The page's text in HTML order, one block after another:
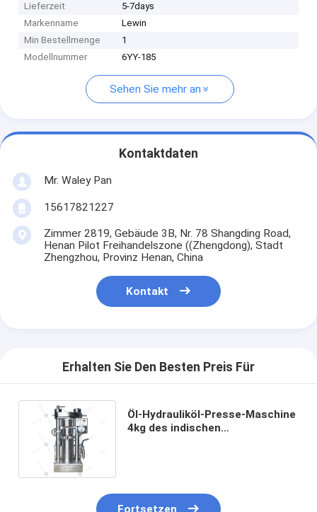
Lieferzeit
5-7days
Markenname
Lewin
Min Bestellmenge
1
Modellnummer
6YY-185
Sehen Sie mehr an
Kontaktdaten
Mr. Waley Pan
15617821227
Zimmer 2819, Gebäude 3B, Nr. 78 Shangding Road,
Henan Pilot Freihandelszone ((Zhengdong), Stadt
Zhengzhou, Provinz Henan, China
Kontakt
Erhalten Sie Den Besten Preis Für
Öl-Hydrauliköl-Presse-Maschine
4kg des indischen
Fortsetzen